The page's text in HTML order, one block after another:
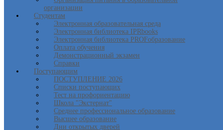
организации
Студентам
Электронная образовательная среда
Электронная библиотека IPRbooks
Электронная библиотека PROFобразование
Оплата обучения
Демонстрационный экзамен
Справки
Поступающим
ПОСТУПЛЕНИЕ 2026
Списки поступающих
Тест на профориентацию
Школа "Экстернат"
Среднее профессиональное образование
Высшее образование
Дни открытых дверей